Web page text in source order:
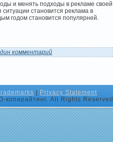
и менять подходы в рекламе своей
становится реклама в
годом становится популярней.
комментарий
| Privacy Statement
All Rights Reserved.